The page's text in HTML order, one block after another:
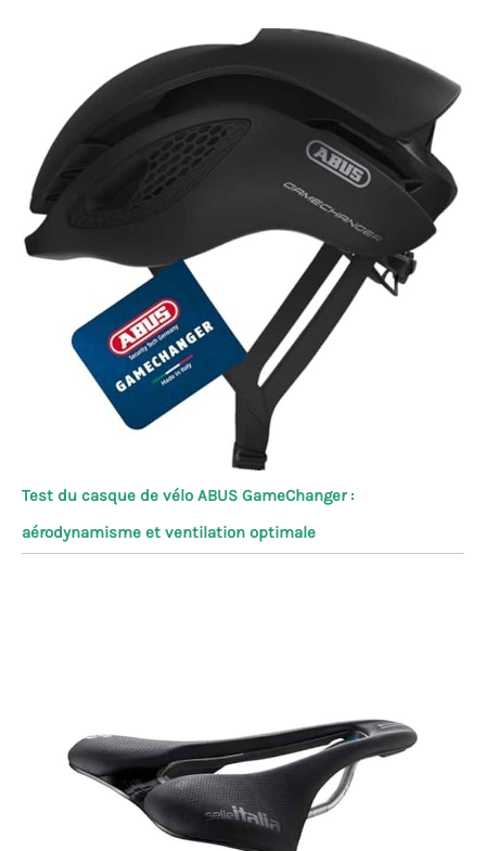
Test du casque de vélo ABUS GameChanger :
aérodynamisme et ventilation optimale